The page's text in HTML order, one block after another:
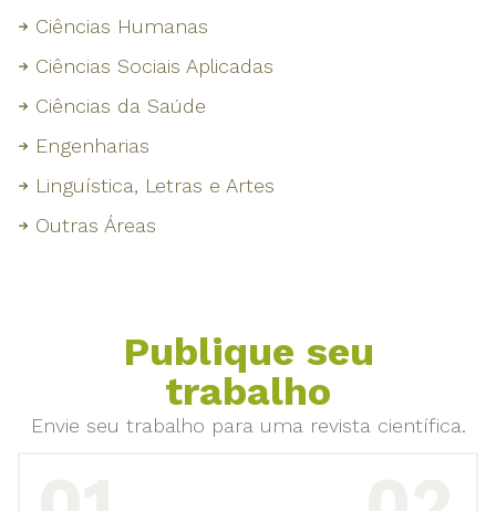
Ciências Humanas
Ciências Sociais Aplicadas
Ciências da Saúde
Engenharias
Linguística, Letras e Artes
Outras Áreas
Publique seu
trabalho
Envie seu trabalho para uma revista científica.